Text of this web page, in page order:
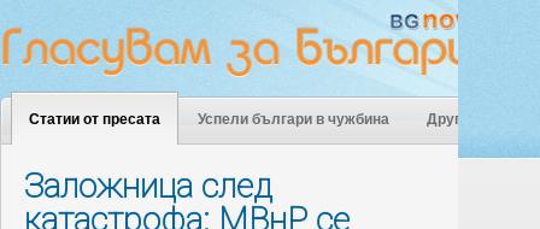
Статии от пресата Успели българи в чужбина Други
Заложница след
катастрофа: МВнР се